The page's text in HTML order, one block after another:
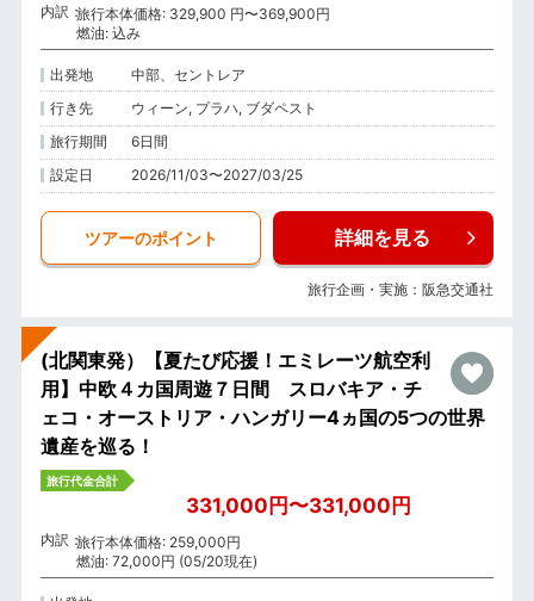
内訳 旅行本体価格: 329,900 円〜369,900円
燃油: 込み
出発地
中部、セントレア
行き先
ウィーン, プラハ, ブダペスト
旅行期間
6日間
設定日
2026/11/03〜2027/03/25
ツアーのポイント 詳細を見る
旅行企画・実施：阪急交通社
(北関東発）【夏たび応援！エミレーツ航空利
用】中欧４カ国周遊７日間 スロバキア・チ
ェコ・オーストリア・ハンガリー4ヵ国の5つの世界
遺産を巡る！
旅行代金合計
331,000円〜331,000円
内訳 旅行本体価格: 259,000円
燃油: 72,000円 (05/20現在)